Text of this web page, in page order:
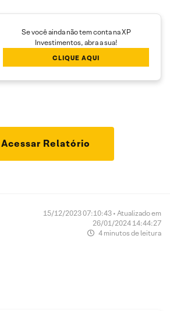
Se você ainda não tem conta na XP
Investimentos, abra a sua!
CLIQUE AQUI
Acessar Relatório
15/12/2023 07:10:43 • Atualizado em
26/01/2024 14:44:27
4 minutos de leitura